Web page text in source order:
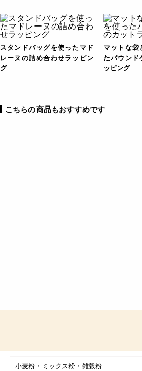
スタンドバッグを使ったマド
レーヌの詰め合わせラッピン
グ
マットな袋
たパウンド
ッピング
こちらの商品もおすすめです
小麦粉・ミックス粉・雑穀粉